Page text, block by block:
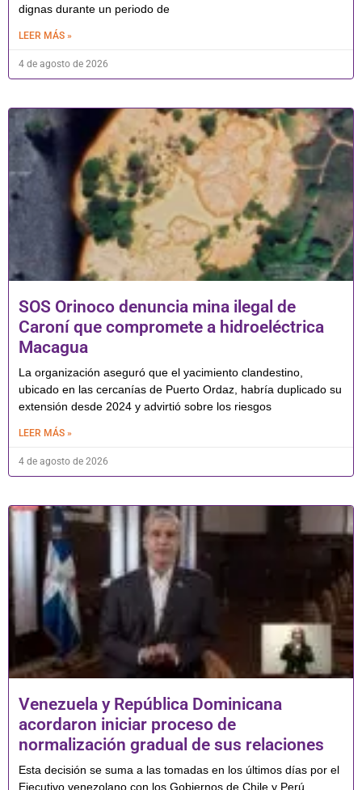
dignas durante un periodo de
LEER MÁS »
4 de agosto de 2026
SOS Orinoco denuncia mina ilegal de
Caroní que compromete a hidroeléctrica
Macagua
La organización aseguró que el yacimiento clandestino,
ubicado en las cercanías de Puerto Ordaz, habría duplicado su
extensión desde 2024 y advirtió sobre los riesgos
LEER MÁS »
4 de agosto de 2026
Venezuela y República Dominicana
acordaron iniciar proceso de
normalización gradual de sus relaciones
Esta decisión se suma a las tomadas en los últimos días por el
Ejecutivo venezolano con los Gobiernos de Chile y Perú,